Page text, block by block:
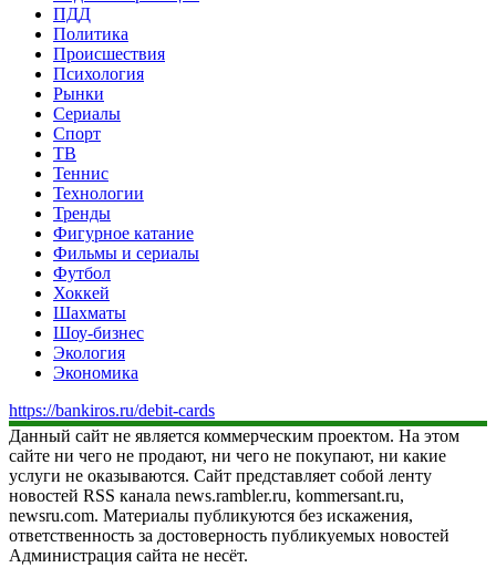
ПДД
Политика
Происшествия
Психология
Рынки
Сериалы
Спорт
ТВ
Теннис
Технологии
Тренды
Фигурное катание
Фильмы и сериалы
Футбол
Хоккей
Шахматы
Шоу-бизнес
Экология
Экономика
https://bankiros.ru/debit-cards
Данный сайт не является коммерческим проектом. На этом
сайте ни чего не продают, ни чего не покупают, ни какие
услуги не оказываются. Сайт представляет собой ленту
новостей RSS канала news.rambler.ru, kommersant.ru,
newsru.com. Материалы публикуются без искажения,
ответственность за достоверность публикуемых новостей
Администрация сайта не несёт.